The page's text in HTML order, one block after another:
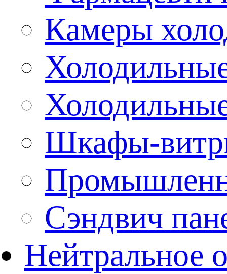
Камеры
Шкафы-
Сэндвич
Нейтральное